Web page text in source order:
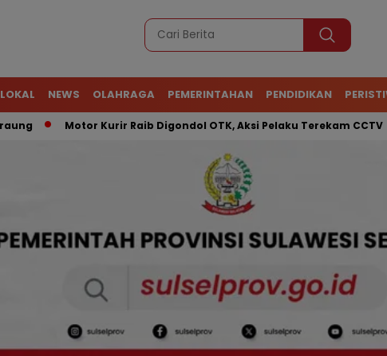
LOKAL NEWS OLAHRAGA PEMERINTAHAN PENDIDIKAN
Motor Kurir Raib Digondol OTK, Aksi Pelaku Terekam CCTV